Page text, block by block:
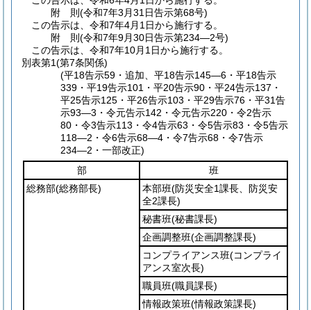
附 則(令和7年3月31日告示第68号)
この告示は、令和7年4月1日から施行する。
附 則(令和7年9月30日告示第234―2号)
この告示は、令和7年10月1日から施行する。
別表第1(第7条関係)
(平18告示59・追加、平18告示145―6・平18告示
339・平19告示101・平20告示90・平24告示137・
平25告示125・平26告示103・平29告示76・平31告
示93―3・令元告示142・令元告示220・令2告示
80・令3告示113・令4告示63・令5告示83・令5告示
118―2・令6告示68―4・令7告示68・令7告示
234―2・一部改正)
部
班
総務部(総務部長) 本部班(防災安全1課長、防災安
全2課長)
秘書班(秘書課長)
企画調整班(企画調整課長)
コンプライアンス班(コンプライ
アンス室次長)
職員班(職員課長)
情報政策班(情報政策課長)